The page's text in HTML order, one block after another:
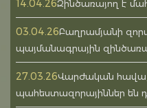
14.04.26Զինծառայող է
03.04.26Բաղրամյանի
պայմանագրային
27.03.26Վարժական
պահեստազորայիններ են